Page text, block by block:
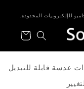
للإلكترونيات المحدودة.
التسوق
عدسة قابلة للتبديل